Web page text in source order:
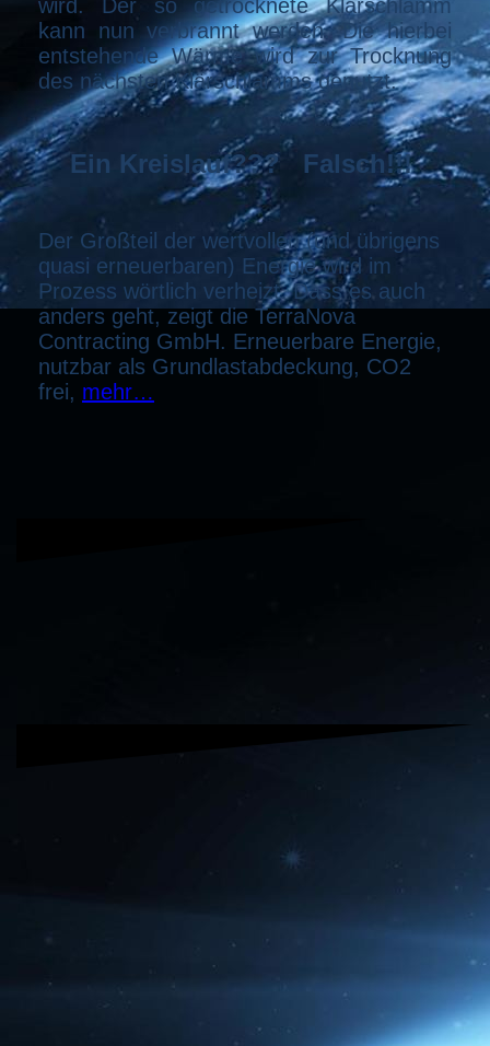
wird. Der so getrocknete Klärschlamm
kann nun verbrannt werden. Die hierbei
entstehende Wärme wird zur Trocknung
des nächsten Klärschlamms genutzt.
Ein Kreislauf??? Falsch!!!
Der Großteil der wertvollen (und übrigens
quasi erneuerbaren) Energie wird im
Prozess wörtlich verheizt. Dass es auch
anders geht, zeigt die TerraNova
Contracting GmbH. Erneuerbare Energie,
nutzbar als Grundlastabdeckung, CO2
frei, mehr…